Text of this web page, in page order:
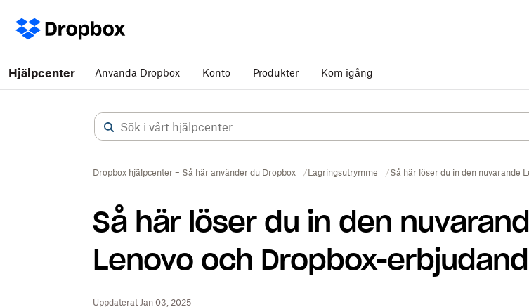
Hjälpcenter Använda Dropbox Konto Produkter Kom igång
Dropbox hjälpcenter – Så här använder du Dropbox Lagringsutrymme Så här löser du in den nuvarande
Så här löser du in den
Lenovo och Dropbox-
Uppdaterat Jan 03, 2025